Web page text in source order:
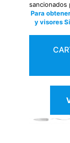
sancionados
Para
y visores